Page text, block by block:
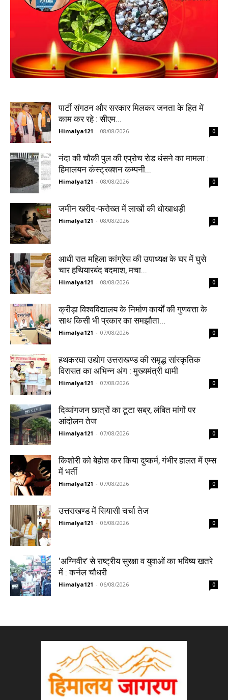
पार्टी संगठन और सरकार मिलकर जनता के हित में
काम कर रहे : सीएम...
Himalya121 - 08/08/2026 0
नंदा की चौकी पुल की एप्रोच रोड धंसने का मामला :
हिमालयन कंस्ट्रक्शन कम्पनी...
Himalya121 - 08/08/2026 0
जमीन खरीद-फरोख्त में लाखों की धोखाधड़ी
Himalya121 - 08/08/2026 0
आधी रात महिला कांग्रेस की उपाध्यक्ष के घर में घुसे
चार हथियारबंद बदमाश, मचा...
Himalya121 - 08/08/2026 0
क्रीड़ा विश्वविद्यालय के निर्माण कार्यों की गुणवत्ता के
साथ किसी भी प्रकार का समझौता...
Himalya121 - 07/08/2026 0
हथकरघा उद्योग उत्तराखण्ड की समृद्ध सांस्कृतिक
विरासत का अभिन्न अंग : मुख्यमंत्री धामी
Himalya121 - 07/08/2026 0
दिव्यांगजन छात्रों का टूटा सब्र, लंबित मांगों पर
आंदोलन तेज
Himalya121 - 07/08/2026 0
किशोरी को बेहोश कर किया दुष्कर्म, गंभीर हालत में एम्स
में भर्ती
Himalya121 - 07/08/2026 0
उत्तराखण्ड में सियासी चर्चा तेज
Himalya121 - 06/08/2026 0
‘अग्निवीर’ से राष्ट्रीय सुरक्षा व युवाओं का भविष्य खतरे
में : कर्नल चौधरी
Himalya121 - 06/08/2026 0